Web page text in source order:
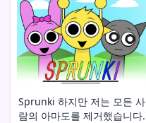
Sprunki 하지만 저는 모든 사
람의 아마도를 제거했습니다.